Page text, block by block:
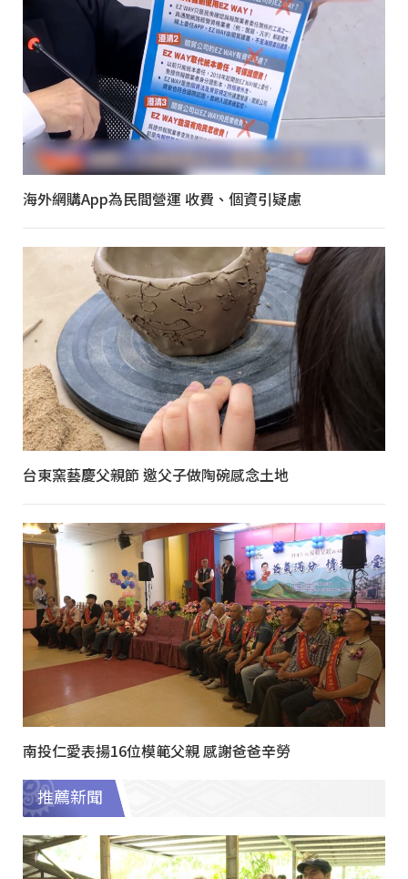
海外網購App為民間營運 收費、個資引疑慮
台東窯藝慶父親節 邀父子做陶碗感念土地
南投仁愛表揚16位模範父親 感謝爸爸辛勞
推薦新聞